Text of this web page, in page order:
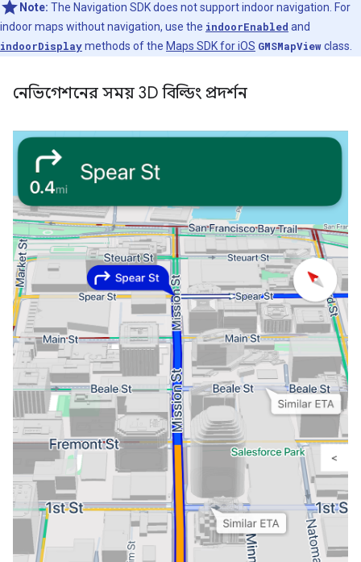
Note: The Navigation SDK does not support indoor navigation. For
indoor maps without navigation, use the indoorEnabled and
indoorDisplaymethods of the Maps SDK for iOS GMSMapViewclass.
নেভিগেশনের সময় 3D বিল্ডিং প্রদর্শন